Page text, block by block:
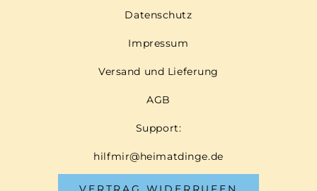
Datenschutz
Impressum
Versand und Lieferung
AGB
Support:
hilfmir@heimatdinge.de